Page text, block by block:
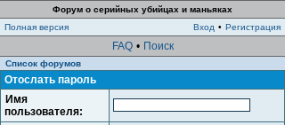
Форум о серийных убийцах и маньяках
Полная версия
Вход • Регистрация
FAQ • Поиск
Список форумов
Отослать пароль
Имя
пользователя: